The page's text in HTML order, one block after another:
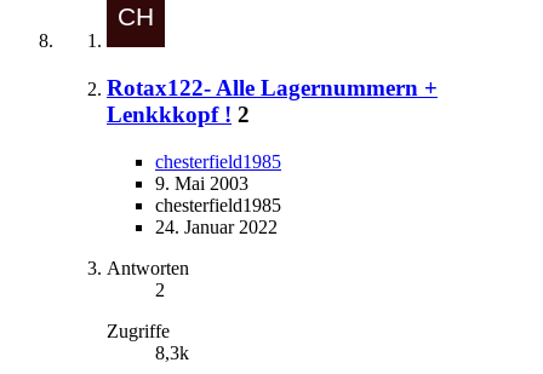
Rotax122- Alle Lagernummern +
Lenkkkopf ! 2
chesterfield1985
9. Mai 2003
chesterfield1985
24. Januar 2022
Antworten
2
Zugriffe
8,3k